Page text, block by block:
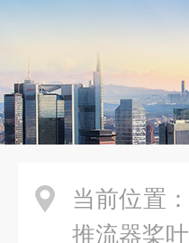
当前位置：
推流器桨叶